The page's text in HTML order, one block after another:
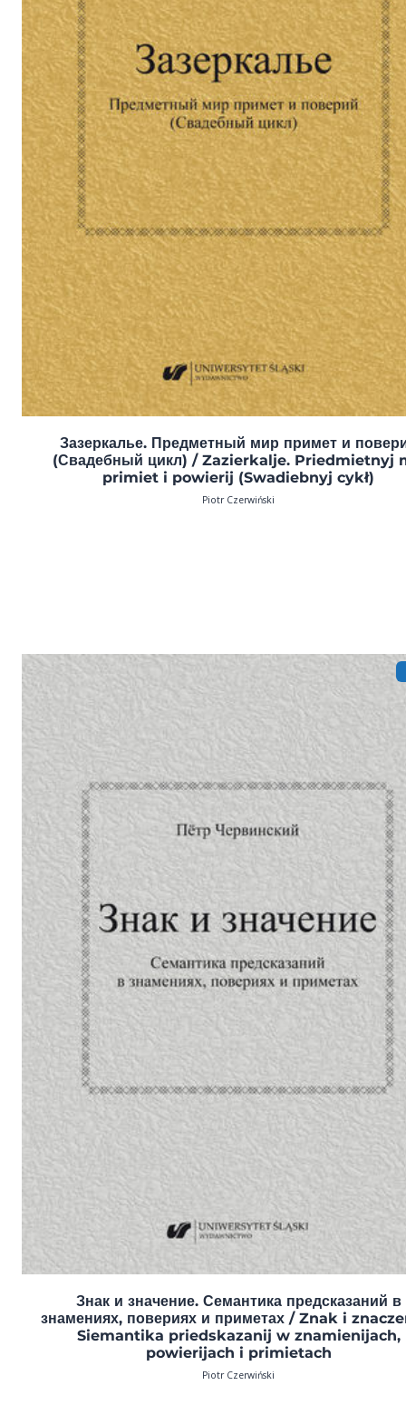
Зазеркалье. Предметный мир примет и
(Свадебный цикл) / Zazierkalje. Priedmietnyj
primiet i powierij (Swadiebnyj cykł)
Piotr Czerwiński
Знак и значение. Семантика предсказаний в
знамениях, повериях и приметах / Znak i
Siemantika priedskazanij w znamienijach,
powierijach i primietach
Piotr Czerwiński